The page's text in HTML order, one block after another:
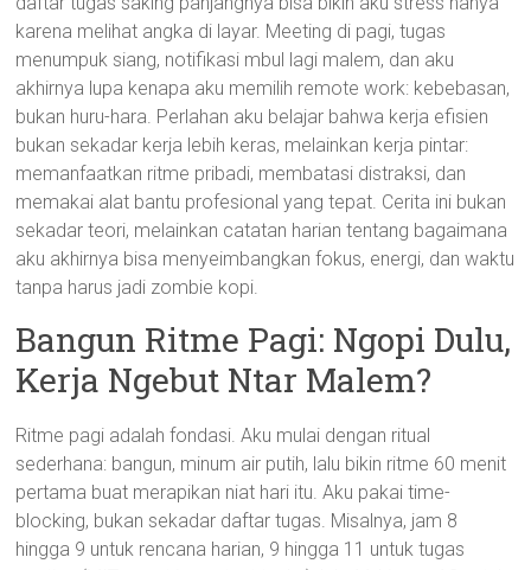
karena melihat angka di layar. Meeting di pagi, tugas
menumpuk siang, notifikasi mbul lagi malem, dan aku
akhirnya lupa kenapa aku memilih remote work: kebebasan,
bukan huru-hara. Perlahan aku belajar bahwa kerja efisien
bukan sekadar kerja lebih keras, melainkan kerja pintar:
memanfaatkan ritme pribadi, membatasi distraksi, dan
memakai alat bantu profesional yang tepat. Cerita ini bukan
sekadar teori, melainkan catatan harian tentang bagaimana
aku akhirnya bisa menyeimbangkan fokus, energi, dan waktu
tanpa harus jadi zombie kopi.
Bangun Ritme Pagi: Ngopi Dulu,
Kerja Ngebut Ntar Malem?
Ritme pagi adalah fondasi. Aku mulai dengan ritual
sederhana: bangun, minum air putih, lalu bikin ritme 60 menit
pertama buat merapikan niat hari itu. Aku pakai time-
blocking, bukan sekadar daftar tugas. Misalnya, jam 8
hingga 9 untuk rencana harian, 9 hingga 11 untuk tugas